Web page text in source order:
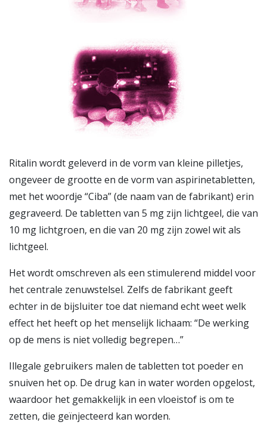
Ritalin wordt geleverd in de vorm van kleine pilletjes,
ongeveer de grootte en de vorm van aspirinetabletten,
met het woordje “Ciba” (de naam van de fabrikant) erin
gegraveerd. De tabletten van 5 mg zijn lichtgeel, die van
10 mg lichtgroen, en die van 20 mg zijn zowel wit als
lichtgeel.
Het wordt omschreven als een stimulerend middel voor
het centrale zenuwstelsel. Zelfs de fabrikant geeft
echter in de bijsluiter toe dat niemand echt weet welk
effect het heeft op het menselijk lichaam: “De werking
op de mens is niet volledig begrepen…”
Illegale gebruikers malen de tabletten tot poeder en
snuiven het op. De drug kan in water worden opgelost,
waardoor het gemakkelijk in een vloeistof is om te
zetten, die geïnjecteerd kan worden.